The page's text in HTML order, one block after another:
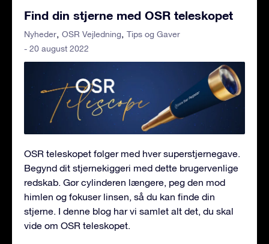
Find din stjerne med OSR teleskopet
Nyheder OSR Vejledning
Tips og Gaver
- 20 august 2022
OSR teleskopet følger med hver superstjernegave.
Begynd dit stjernekiggeri med dette brugervenlige
redskab. Gør cylinderen længere, peg den mod
himlen og fokuser linsen, så du kan finde din
stjerne. I denne blog har vi samlet alt det, du skal
vide om OSR teleskopet.